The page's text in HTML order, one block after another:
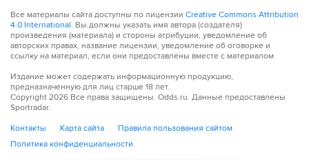
Все материалы сайта доступны по лицензии Creative Commons Attribution
4.0 International. Вы должны указать имя автора (создателя)
произведения (материала) и стороны атрибуции, уведомление об
авторских правах, название лицензии, уведомление об оговорке и
ссылку на материал, если они предоставлены вместе с материалом.
Издание может содержать информационную продукцию,
предназначенную для лиц старше 18 лет.
Copyright 2026 Все права защищены. Odds.ru. Данные предоставлены
Sportradar.
Контакты
Карта сайта
Правила пользования сайтом
Политика конфиденциальности